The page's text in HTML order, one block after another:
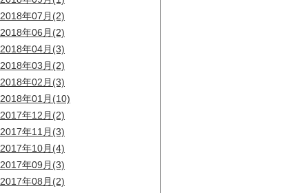
2018年07月(2)
2018年06月(2)
2018年04月(3)
2018年03月(2)
2018年02月(3)
2018年01月(10)
2017年12月(2)
2017年11月(3)
2017年10月(4)
2017年09月(3)
2017年08月(2)